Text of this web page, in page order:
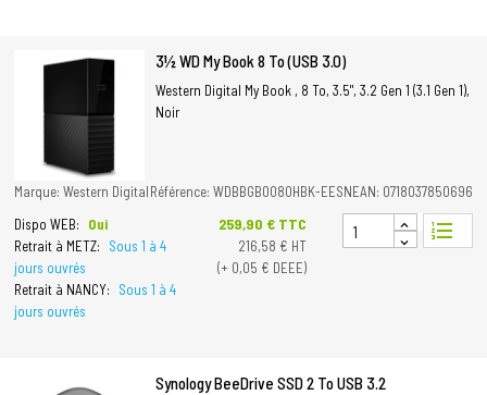
3½ WD My Book 8 To (USB 3.0)
Western Digital My Book , 8 To, 3.5", 3.2 Gen 1 (3.1 Gen 1),
Noir
Marque: Western DigitalRéférence: WDBBGB0080HBK-EESNEAN: 0718037850696
Dispo WEB:
Oui
Retrait à METZ:
Sous 1 à 4
jours ouvrés
Retrait à NANCY:
Sous 1 à 4
jours ouvrés
Prix
259,90 € TTC
216,58 € HT
(+ 0,05 € DEEE)
format_list_numbered
Synology BeeDrive SSD 2 To USB 3.2